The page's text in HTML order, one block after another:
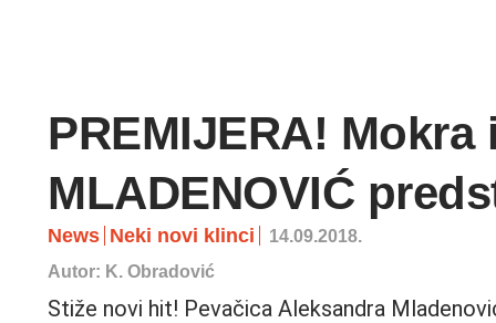
PREMIJERA!
MLADENOVIĆ
News Neki novi klinci
14.09.2018.
Autor: K. Obradović
Stiže novi hit! Pevačica Aleksandra